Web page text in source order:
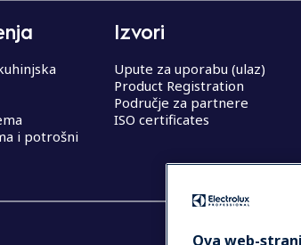
i potrošni
Izvori
Upute za uporabu (ulaz)
Product Registration
Područje za partnere
ISO certificates
Ova web-